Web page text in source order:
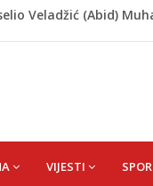
Veladžić (Abid)
VIJESTI